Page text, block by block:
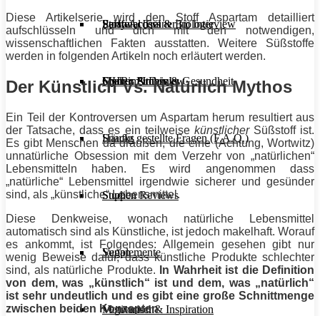
Stoffwechsel & Biologie
Frauen Fitness & Gesundheit
Häufig gestellte Fragen (F.A.Q.)
Studien Reviews
Supplemente
Motivation & Inspiration
Salate
Shakes & Drinks
Snacks
Suppen
Vegan
Vegetarisch
Personal Trainer im Interview
Gym im Interview
Early Access
MHRx Archiv
Diese Artikelserie wird den Stoff Aspartam detailliert
aufschlüsseln und dich mit den notwendigen,
wissenschaftlichen Fakten ausstatten. Weitere Süßstoffe
werden in folgenden Artikeln noch erläutert werden.
Der Künstlich Vs. Natürlich Mythos
Ein Teil der Kontroversen um Aspartam herum resultiert aus
der Tatsache, dass es ein teilweise künstlicherSüßstoff ist.
Es gibt Menschen da draußen, die eine (Achtung, Wortwitz)
unnatürliche Obsession mit dem Verzehr von „natürlichen“
Lebensmitteln haben. Es wird angenommen dass
„natürliche“ Lebensmittel irgendwie sicherer und gesünder
sind, als „künstliche“ Lebensmittel.
Diese Denkweise, wonach natürliche Lebensmittel
automatisch sind als Künstliche, ist jedoch makelhaft. Worauf
es ankommt, ist Folgendes: Allgemein gesehen gibt nur
wenig Beweise dafür, dass künstliche Produkte schlechter
sind, als natürliche Produkte.
In Wahrheit ist die Definition
von dem, was „künstlich“ ist und dem, was „natürlich“
ist sehr undeutlich und es gibt eine große Schnittmenge
zwischen beiden Konzepten.